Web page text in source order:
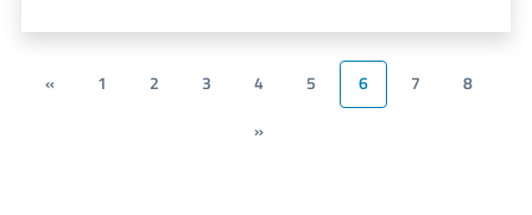
« 1 2 3 4 5 6 7
8
»